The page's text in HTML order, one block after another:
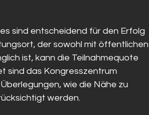
sind entscheidend für den Erfolg
der sowohl mit öffentlichen
ist, kann die Teilnahmequote
sind das Kongresszentrum
wie die Nähe zu
werden.